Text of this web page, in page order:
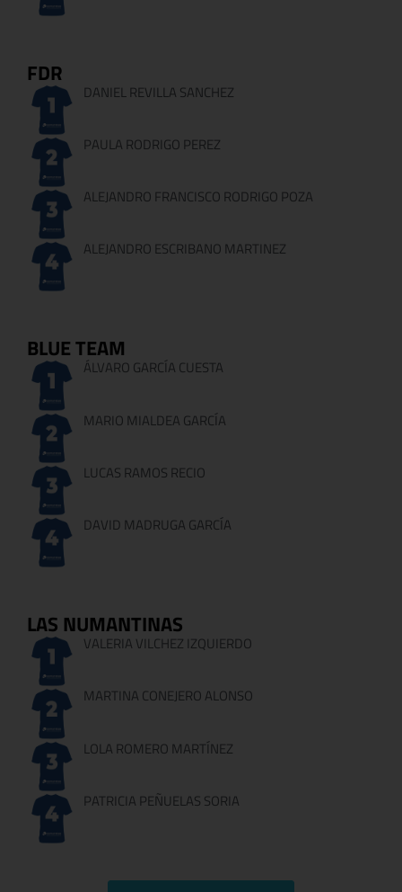
FDR
DANIEL REVILLA SANCHEZ
PAULA RODRIGO PEREZ
ALEJANDRO FRANCISCO RODRIGO POZA
ALEJANDRO ESCRIBANO MARTINEZ
BLUE TEAM
ÁLVARO GARCÍA CUESTA
MARIO MIALDEA GARCÍA
LUCAS RAMOS RECIO
DAVID MADRUGA GARCÍA
LAS NUMANTINAS
VALERIA VILCHEZ IZQUIERDO
MARTINA CONEJERO ALONSO
LOLA ROMERO MARTÍNEZ
PATRICIA PEÑUELAS SORIA